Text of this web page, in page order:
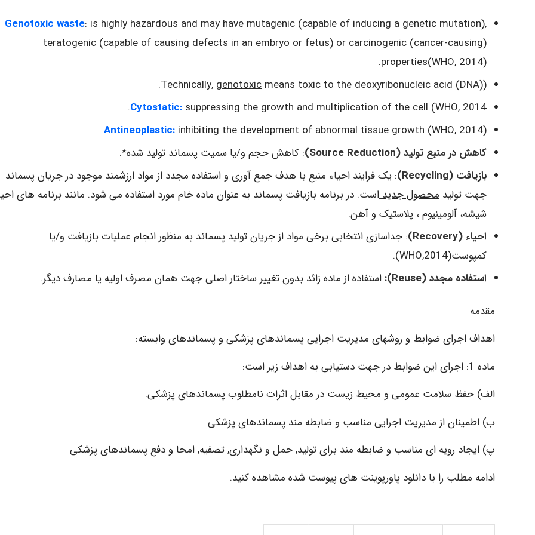
Genotoxic waste: is highly hazardous and may have mutagenic (capable of inducing a genetic mutation),
teratogenic (capable of causing defects in an embryo or fetus) or carcinogenic (cancer-causing)
properties(WHO, 2014).
(Technically,
genotoxic means toxic to the deoxyribonucleic acid (DNA).
Cytostatic: suppressing the growth and multiplication of the cell (WHO, 2014.
Antineoplastic: inhibiting the development of abnormal tissue growth (WHO, 2014)
کاهش در منبع تولید (Source Reduction)
: کاهش حجم و/یا سمیت پسماند تولید شده*.
بازیافت (Recycling)
: یک فرایند احیاء منبع با هدف جمع آوری و استفاده مجدد از مواد ارزشمند موجود در جریان پسماند
جهت تولید محصول جدیداست. در برنامه بازیافت پسماند به عنوان ماده خام مورد استفاده می شود. مانند برنامه های
شیشه، آلومینیوم ، پلاستیک و آهن.
احیاء (Recovery)
: جداسازی انتخابی برخی مواد از جریان تولید پسماند به منظور انجام عملیات بازیافت و/یا
کمپوست(WHO,2014).
استفاده مجدد (Reuse):
استفاده از ماده زائد بدون تغییر ساختار اصلی جهت همان مصرف اولیه یا مصارف دیگر.
مقدمه
اهداف اجرای ضوابط و روشهای مدیریت اجرایی پسماندهای پزشکی و پسماندهای وابسته:
ماده 1: اجرای این ضوابط در جهت دستیابی به اهداف زیر است:
الف) حفظ سلامت عمومی و محیط زیست در مقابل اثرات نامطلوب پسماندهای پزشکی.
ب) اطمینان از مدیریت اجرایی مناسب و ضابطه مند پسماندهای پزشکی
پ) ایجاد رویه ای مناسب و ضابطه مند برای تولید, حمل و نگهداری, تصفیه, امحا و دفع پسماندهای پزشکی
ادامه مطلب را با دانلود پاورپوینت های پیوست شده مشاهده کنید.